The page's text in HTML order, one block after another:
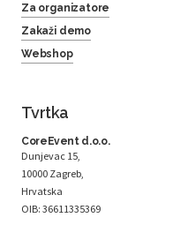
Za organizatore
Zakaži demo
Webshop
Tvrtka
CoreEvent d.o.o.
Dunjevac 15,
10000 Zagreb,
Hrvatska
OIB: 36611335369